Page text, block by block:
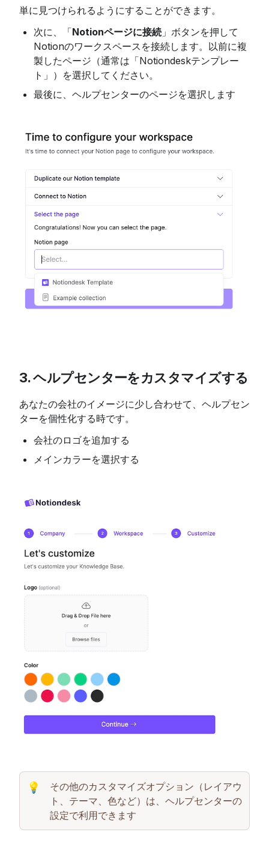
単に見つけられるようにすることができます。
次に、「Notionページに接続 」ボタンを押して
Notionのワークスペースを接続します。以前に複
製したページ（通常は「Notiondeskテンプレー
ト」）を選択してください。
最後に、ヘルプセンターのページを選択します
3. ヘルプセンターをカスタマイズする
あなたの会社のイメージに少し合わせて、ヘルプセン
ターを個性化する時です。
会社のロゴを追加する
メインカラーを選択する
💡
その他のカスタマイズオプション（レイアウ
ト、テーマ、色など）は、ヘルプセンターの
設定で利用できます